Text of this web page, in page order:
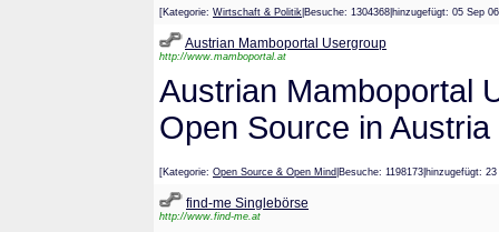
[Kategorie: Wirtschaft & Politik |Besuche: 1304368|hinzugefügt: 05
Austrian Mamboportal Usergroup
http://www.mamboportal.at
Austrian Mamboportal
Open Source in Austria
[Kategorie: Open Source & Open Mind |Besuche:
find-me Singlebörse
http://www.find-me.at